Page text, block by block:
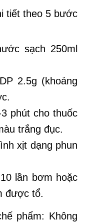
tiết theo 5 bước
sạch 250ml
2.5g (khoảng
phút cho thuốc
trắng đục.
xịt dạng phun
lần bơm hoặc
được tổ.
phẩm: Không